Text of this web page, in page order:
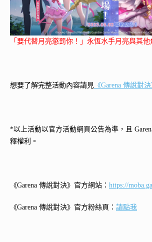
「要代替月亮懲罰你！」永恆水手月亮與其
想要了解完整活動內容請見 《Garena 傳說對
*以上活動以官方活動網頁公告為準，且
釋權利。
《Garena 傳說對決》官方網站： https://
《Garena 傳說對決》官方粉絲頁： 請點我